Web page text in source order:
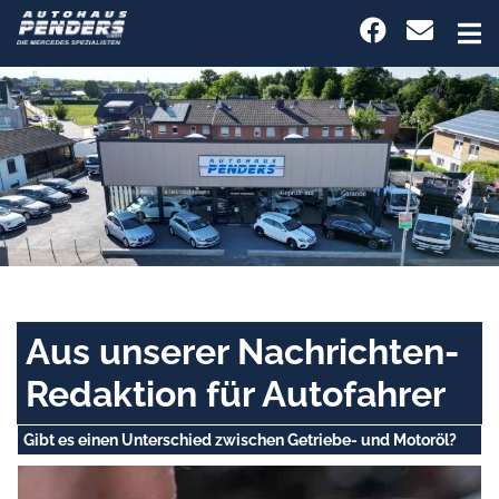
Aus unserer Nachrichten-
Redaktion für Autofahrer
Gibt es einen Unterschied zwischen Getriebe- und Motoröl?